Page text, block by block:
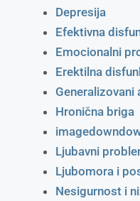
Depresija
Efektivna
Emocionalni
Erektilna
Hronična briga
Ljubavni
Ljubomora i
Nesigurnost i